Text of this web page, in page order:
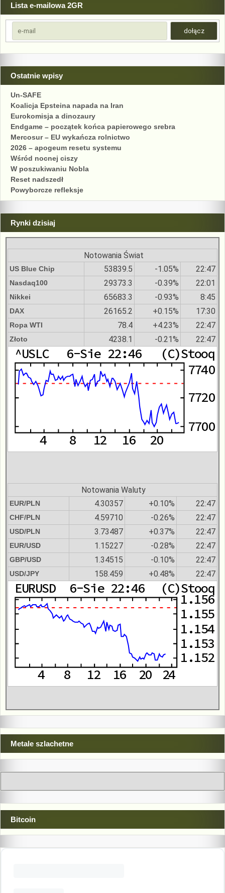
Lista e-mailowa 2GR
Ostatnie wpisy
Un-SAFE
Koalicja Epsteina napada na Iran
Eurokomisja a dinozaury
Endgame – początek końca papierowego srebra
Mercosur – EU wykańcza rolnictwo
2026 – apogeum resetu systemu
Wśród nocnej ciszy
W poszukiwaniu Nobla
Reset nadszedł
Powyborcze refleksje
Rynki dzisiaj
Notowania Świat
US Blue Chip 53839.5 -1.05% 22:47
Nasdaq100 29373.3 -0.39% 22:01
Nikkei 65683.3 -0.93% 8:45
DAX 26165.2 +0.15% 17:30
Ropa WTI 78.4 +4.23% 22:47
Złoto 4238.1 -0.21% 22:47
Notowania Waluty
EUR/PLN 4.30357 +0.10% 22:47
CHF/PLN 4.59710 -0.26% 22:47
USD/PLN 3.73487 +0.37% 22:47
EUR/USD 1.15227 -0.28% 22:47
GBP/USD 1.34515 -0.10% 22:47
USD/JPY 158.459 +0.48% 22:47
Metale szlachetne
Bitcoin